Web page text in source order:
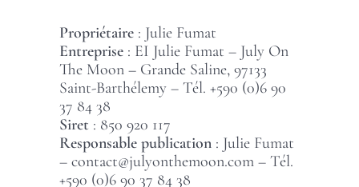
Propriétaire : Julie Fumat
Entreprise : EI Julie Fumat – July On
The Moon – Grande Saline, 97133
Saint-Barthélemy – Tél. +590 (0)6 90
37 84 38
Siret : 850 920 117
Responsable publication : Julie Fumat
– contact@julyonthemoon.com – Tél.
+590 (0)6 90 37 84 38